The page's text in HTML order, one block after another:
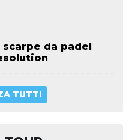
da padel
TUTTI